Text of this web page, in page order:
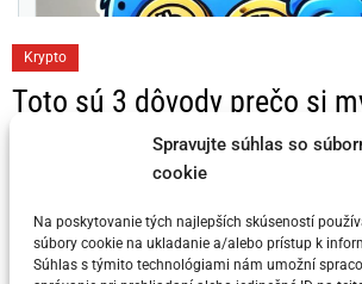
Spravujte súhlas so
cookie
Na poskytovanie tých najlepších skúseností
súbory cookie na ukladanie a/alebo prístup k
Súhlas s týmito technológiami nám umožní
a
Krypto
Toto sú 3 dôvody prečo si
KRYPTO Analytici, že Bitcoin
svoj vrchol v tomto cykle
Posted on5. júla 2024 bymeny.sk